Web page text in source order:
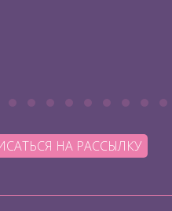
НА РАССЫЛКУ